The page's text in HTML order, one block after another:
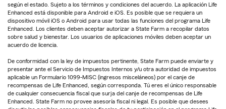
según el estado. Sujeto a los términos y condiciones del acuerdo. La aplicación Life
Enhanced está disponible para Android e iOS. Es posible que se requiera un
dispositivo móvil iOS o Android para usar todas las funciones del programa Life
Enhanced. Los clientes deben aceptar autorizar a State Farm a recopilar datos
sobre salud y bienestar. Los usuarios de aplicaciones móviles deben aceptar un
acuerdo de licencia.
De conformidad con la ley de impuestos pertinente, State Farm puede enviarte y
presentar ante el Servicio de Impuestos Internos y/u otra autoridad de impuestos
aplicable un Formulario 1099-MISC (ingresos misceláneos) por el canje de
recompensas de Life Enhanced, según corresponda. Tú eres el único responsable
de cualquier consecuencia fiscal que surja del canje de recompensas de Life
Enhanced. State Farm no provee asesoría fiscal ni legal. Es posible que desees